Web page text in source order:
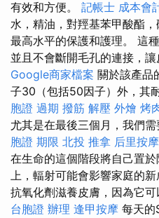
有效和方便。 記帳士 成本會
水，精油，對羥基苯甲酸酯
最高水平的保護和護理。 這
並且不會斷開毛孔的連接，讓
Google商家檔案 關於該產品
子30（包括50因子）外，其
胞證 過期 撥筋 解壓 外燴 烤
尤其是在最後三個月，我們需
胞證 期限 北投 推拿 后里按摩
在生命的這個階段將自己置
上，輻射可能會影響家庭的
抗氧化劑滋養皮膚，因為它可
台胞證 辦理 逢甲按摩 每天的